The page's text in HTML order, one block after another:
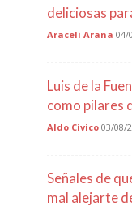
deliciosas
Araceli Arana 04/
Luis de la
como pilares
Aldo Civico 03/08/
Señales de
mal alejarte